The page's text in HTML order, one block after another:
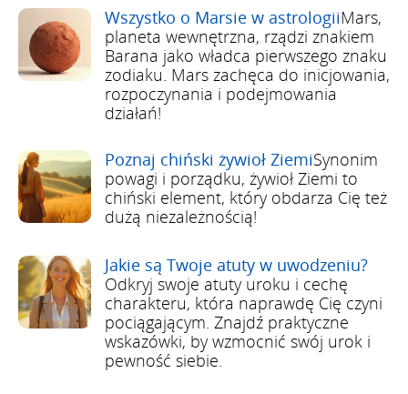
Wszystko o Marsie w astrologiiMars,
planeta wewnętrzna, rządzi znakiem
Barana jako władca pierwszego znaku
zodiaku. Mars zachęca do inicjowania,
rozpoczynania i podejmowania
działań!
Poznaj chiński żywioł ZiemiSynonim
powagi i porządku, żywioł Ziemi to
chiński element, który obdarza Cię też
dużą niezależnością!
Jakie są Twoje atuty w uwodzeniu?
Odkryj swoje atuty uroku i cechę
charakteru, która naprawdę Cię czyni
pociągającym. Znajdź praktyczne
wskazówki, by wzmocnić swój urok i
pewność siebie.